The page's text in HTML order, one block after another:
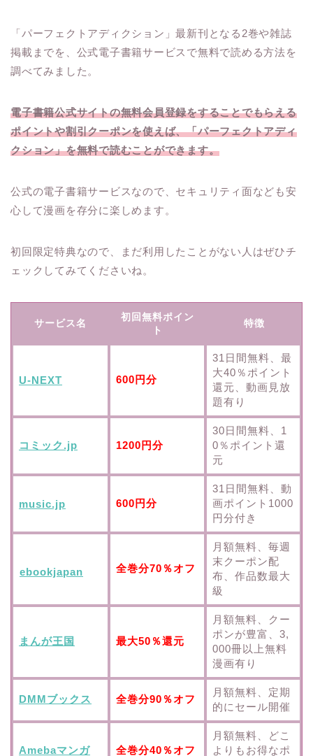
「パーフェクトアディクション」最新刊となる2巻や雑誌
掲載までを、公式電子書籍サービスで無料で読める方法を
調べてみました。
電子書籍公式サイトの無料会員登録をすることでもらえる
ポイントや割引クーポンを使えば、「パーフェクトアディ
クション」を無料で読むことができます。
公式の電子書籍サービスなので、セキュリティ面なども安
心して漫画を存分に楽しめます。
初回限定特典なので、まだ利用したことがない人はぜひチ
ェックしてみてくださいね。
サービス名
初回無料ポイン
ト
特徴
U-NEXT 600円分
31日間無料、最
大40％ポイント
還元、動画見放
題有り
コミック.jp 1200円分
30日間無料、1
0％ポイント還
元
music.jp 600円分
31日間無料、動
画ポイント1000
円分付き
ebookjapan 全巻分70％オフ
月額無料、毎週
末クーポン配
布、作品数最大
級
まんが王国 最大50％還元
月額無料、クー
ポンが豊富、3,
000冊以上無料
漫画有り
DMMブックス 全巻分90％オフ
月額無料、定期
的にセール開催
Amebaマンガ 全巻分40％オフ
月額無料、どこ
よりもお得なポ